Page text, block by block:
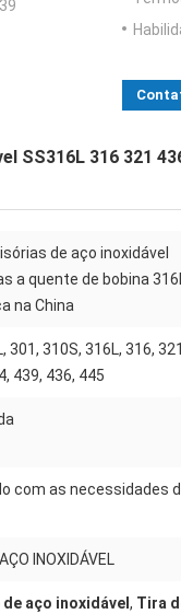
SS316L 316 321
de aço inoxidável
a quente de bobina
na China
301, 310S, 316L, 316,
439, 436, 445
com as necessidades
INOXIDÁVEL
aço inoxidável , Tira